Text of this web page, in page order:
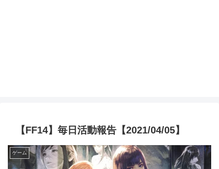
【FF14】毎日活動報告【2021/04/05】
ゲーム